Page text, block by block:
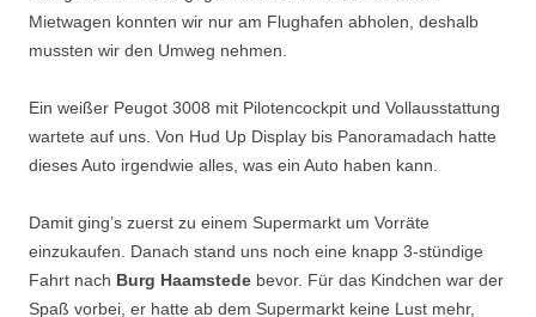
Mietwagen konnten wir nur am Flughafen abholen, deshalb
mussten wir den Umweg nehmen.
Ein weißer Peugot 3008 mit Pilotencockpit und Vollausstattung
wartete auf uns. Von Hud Up Display bis Panoramadach hatte
dieses Auto irgendwie alles, was ein Auto haben kann.
Damit ging’s zuerst zu einem Supermarkt um Vorräte
einzukaufen. Danach stand uns noch eine knapp 3-stündige
Fahrt nach Burg Haamstede bevor. Für das Kindchen war der
Spaß vorbei, er hatte ab dem Supermarkt keine Lust mehr,